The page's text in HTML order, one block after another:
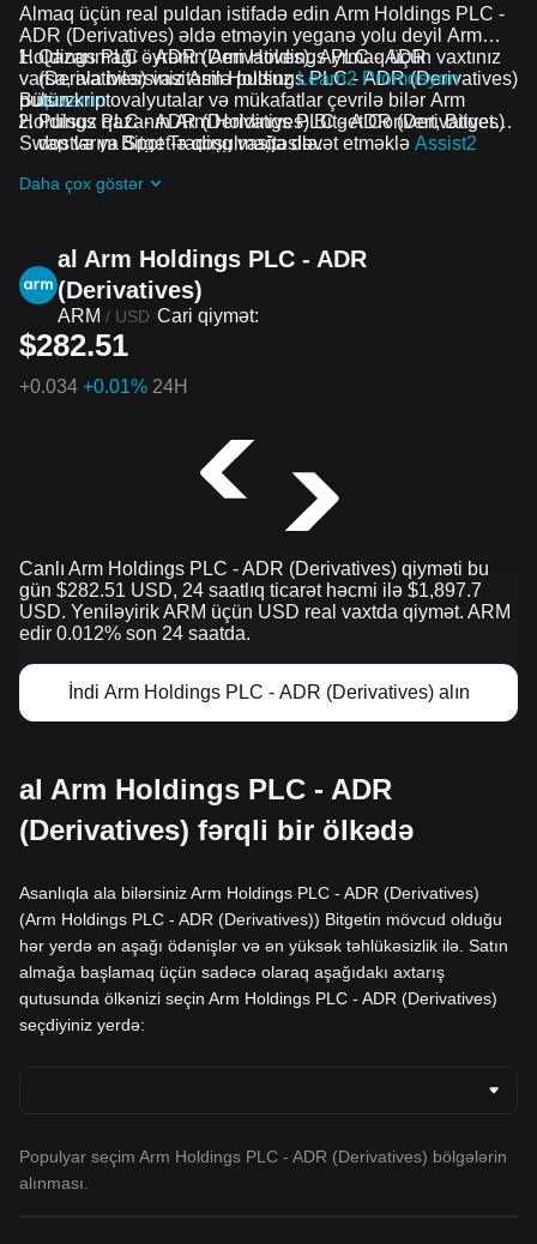
Almaq üçün real puldan istifadə edin Arm Holdings PLC -
ADR (Derivatives) əldə etməyin yeganə yolu deyil Arm
Holdings PLC - ADR (Derivatives). Ayrmaq üçün vaxtınız
varsa, ala bilərsiniz Arm Holdings PLC - ADR (Derivatives)
pulsuz.
Qazanmağı öyrənin Arm Holdings PLC - ADR
(Derivatives) vasitəsilə pulsuzLearn2 Promosyon
qazanın
Pulsuz qazanın Arm Holdings PLC - ADR (Derivatives)
dostlarını Bitget-ə qoşulmağa dəvət etməklə Assist2
Pulsuz alın Arm Holdings PLC - ADR (Derivatives)
Bütün kriptovalyutalar və mükafatlar çevrilə bilər Arm
Holdings PLC - ADR (Derivatives) Bitget Convert, Bitget
Swap və ya Spot Trading vasitəsilə.
Daha çox göstər
al Arm Holdings PLC - ADR
(Derivatives)
ARM / USD Cari qiymət:
$282.51
+0.034 +0.01% 24H
Canlı Arm Holdings PLC - ADR (Derivatives) qiyməti bu
gün $282.51 USD, 24 saatlıq ticarət həcmi ilə $1,897.7
USD. Yeniləyirik ARM üçün USD real vaxtda qiymət. ARM
edir 0.012% son 24 saatda.
İndi Arm Holdings PLC - ADR (Derivatives) alın
al Arm Holdings PLC - ADR
(Derivatives) fərqli bir ölkədə
Asanlıqla ala bilərsiniz Arm Holdings PLC - ADR (Derivatives)
(Arm Holdings PLC - ADR (Derivatives)) Bitgetin mövcud olduğu
hər yerdə ən aşağı ödənişlər və ən yüksək təhlükəsizlik ilə. Satın
almağa başlamaq üçün sadəcə olaraq aşağıdakı axtarış
qutusunda ölkənizi seçin Arm Holdings PLC - ADR (Derivatives)
seçdiyiniz yerdə:
Populyar seçim Arm Holdings PLC - ADR (Derivatives) bölgələrin
alınması.